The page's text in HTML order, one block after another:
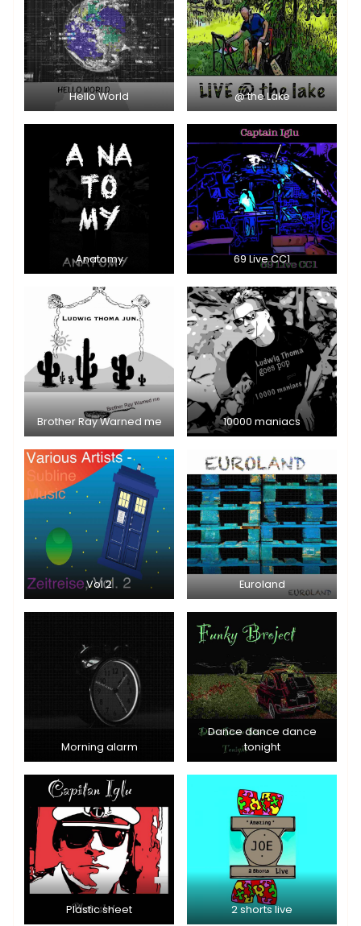
Hello World @ the Lake
Anatomy 69 Live CC1
Brother Ray Warned me 10000 maniacs
Vol 2 Euroland
Morning alarm
Dance dance dance
tonight
Plastic sheet 2 shorts live